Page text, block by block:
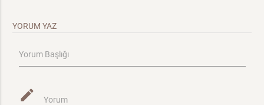
YORUM YAZ
Yorum Başlığı
mode_edit Yorum